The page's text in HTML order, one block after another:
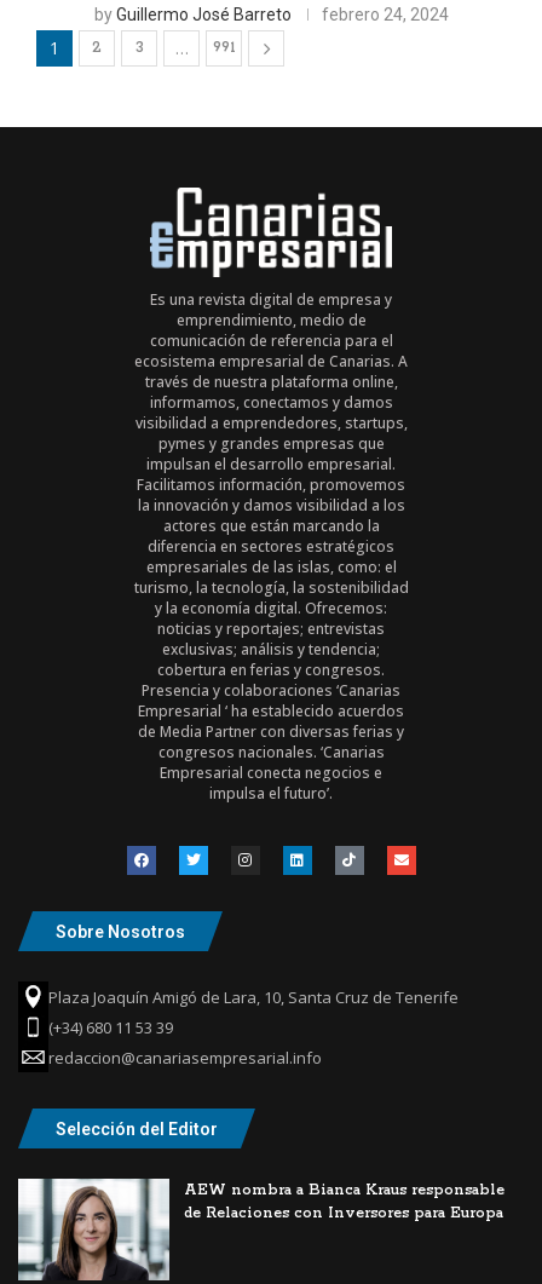
byGuillermo José Barreto febrero 24, 2024
1 2 3 … 991
Es una revista digital de empresa y
emprendimiento, medio de
comunicación de referencia para el
ecosistema empresarial de Canarias. A
través de nuestra plataforma online,
informamos, conectamos y damos
visibilidad a emprendedores, startups,
pymes y grandes empresas que
impulsan el desarrollo empresarial.
Facilitamos información, promovemos
la innovación y damos visibilidad a los
actores que están marcando la
diferencia en sectores estratégicos
empresariales de las islas, como: el
turismo, la tecnología, la sostenibilidad
y la economía digital. Ofrecemos:
noticias y reportajes; entrevistas
exclusivas; análisis y tendencia;
cobertura en ferias y congresos.
Presencia y colaboraciones ‘Canarias
Empresarial ‘ ha establecido acuerdos
de Media Partner con diversas ferias y
congresos nacionales. ‘Canarias
Empresarial conecta negocios e
impulsa el futuro’.
Sobre Nosotros
Plaza Joaquín Amigó de Lara, 10, Santa Cruz de Tenerife
(+34) 680 11 53 39
redaccion@canariasempresarial.info
Selección del Editor
AEW nombra a Bianca Kraus responsable
de Relaciones con Inversores para Europa